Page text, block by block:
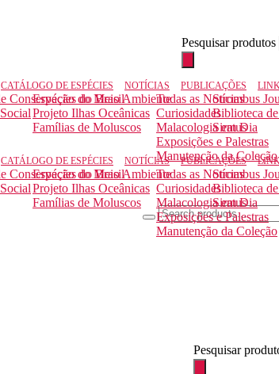
Pesquisar produtos
Conservação do Meio Ambiente
CATÁLOGO DE ESPÉCIES
Espécies do Brasil
Projeto Ilhas Oceânicas
Famílias de Moluscos
NOTÍCIAS
Todas as Notícias
Curiosidades
Malacologia em Dia
Exposições e Palestras
Manutenção da Coleção
PUBLICAÇÕES
Strombus
Biblioteca
Siratus
Conservação do Meio Ambiente
CATÁLOGO DE ESPÉCIES
Espécies do Brasil
Projeto Ilhas Oceânicas
Famílias de Moluscos
NOTÍCIAS
Todas as Notícias
Curiosidades
Malacologia em Dia
Exposições e Palestras
Manutenção da Coleção
PUBLICAÇÕES
Strombus
Biblioteca
Siratus
Pesquisar